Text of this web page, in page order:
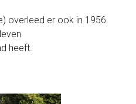
overleed er ook in 1956.
heeft.